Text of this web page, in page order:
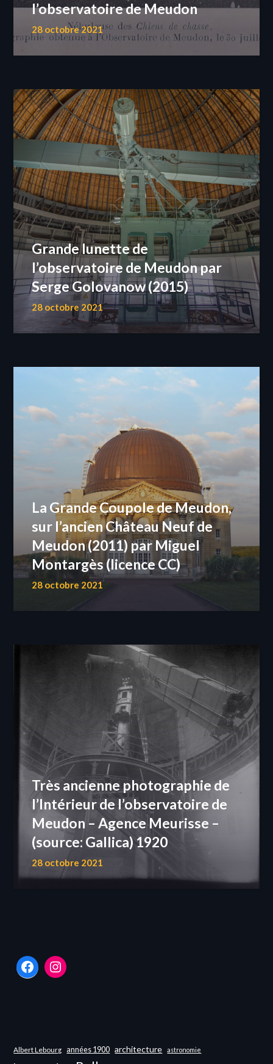
l’observatoire de Meudon
28 octobre 2021
Grande lunette de
l’observatoire de Meudon par
Serge Golovanow (2015)
28 octobre 2021
La Grande Coupole de Meudon,
sur l’ancien Château Neuf de
Meudon (2011) par Miguel
Montargès (licence CC)
28 octobre 2021
Très ancienne photographie de
l’Intérieur de l’observatoire de
Meudon – Agence Meurisse –
(source: Gallica) 1920
28 octobre 2021
FacebookInstagram
Albert Lebourg années 1900 architecture astronomie